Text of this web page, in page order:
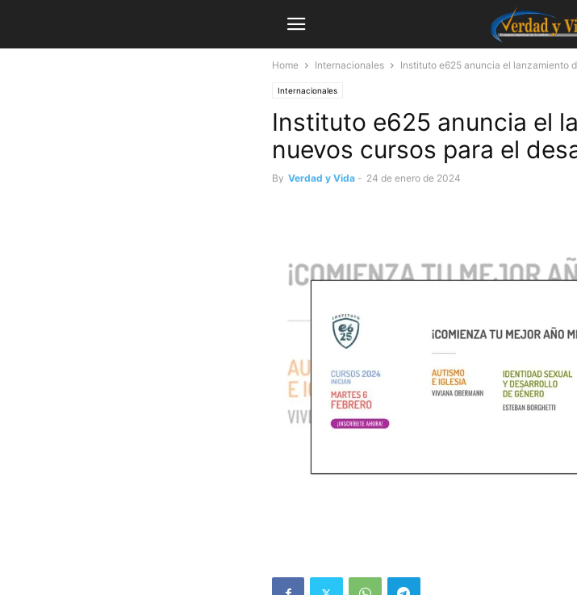
Home Internacionales Instituto e625 anuncia el lanzamiento
Internacionales
Instituto e625 anuncia el
nuevos cursos para el
By Verdad y Vida - 24 de enero de 2024